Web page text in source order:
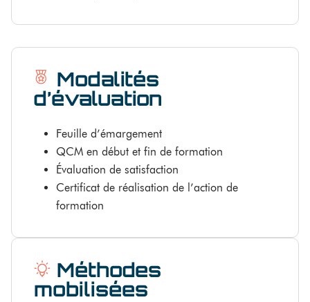
Modalités
d’évaluation
Feuille d’émargement
QCM en début et fin de formation
Évaluation de satisfaction
Certificat de réalisation de l’action de
formation
Méthodes
mobilisées